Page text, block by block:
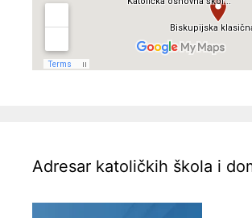
Adresar katoličkih škola i